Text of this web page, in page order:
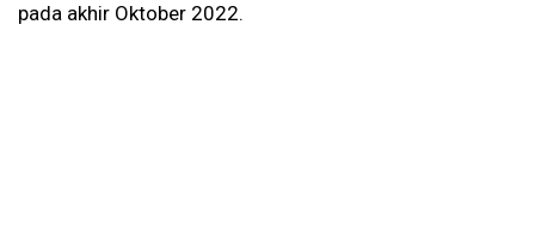
pada akhir Oktober 2022.